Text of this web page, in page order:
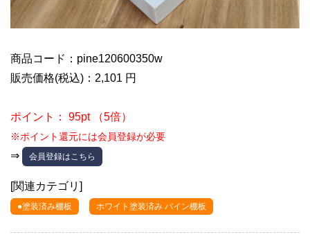
商品コード：pine120600350w
販売価格(税込)：2,101 円
ポイント： 95pt （5倍）
※ポイント還元には会員登録が必要
⇒ 会員登録はこちら
[関連カテゴリ]
●塗装済み棚板 ホワイト塗装済み パイン棚板